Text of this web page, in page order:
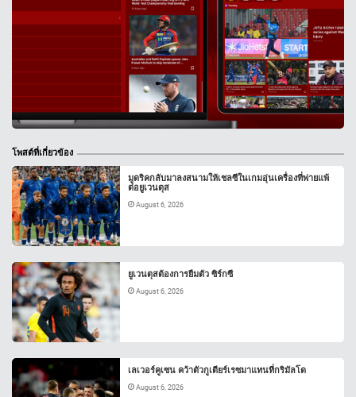
โพสต์ที่เกี่ยวข้อง
มูดริคกลับมาลงสนามให้เชลซีในเกมอุ่นเครื่องที่พ่ายแพ้
ต่อยูเวนตุส
August 6, 2026
ยูเวนตุสต้องการยืมตัว ซิร์กซี
August 6, 2026
เลเวอร์คูเซน คว้าตัวกูเตียร์เรซมาแทนที่กริมัลโด
August 6, 2026